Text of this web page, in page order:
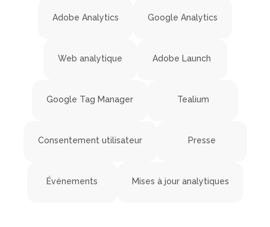
Adobe Analytics Google Analytics
Web analytique Adobe Launch
Google Tag Manager Tealium
Consentement utilisateur Presse
Événements Mises à jour analytiques